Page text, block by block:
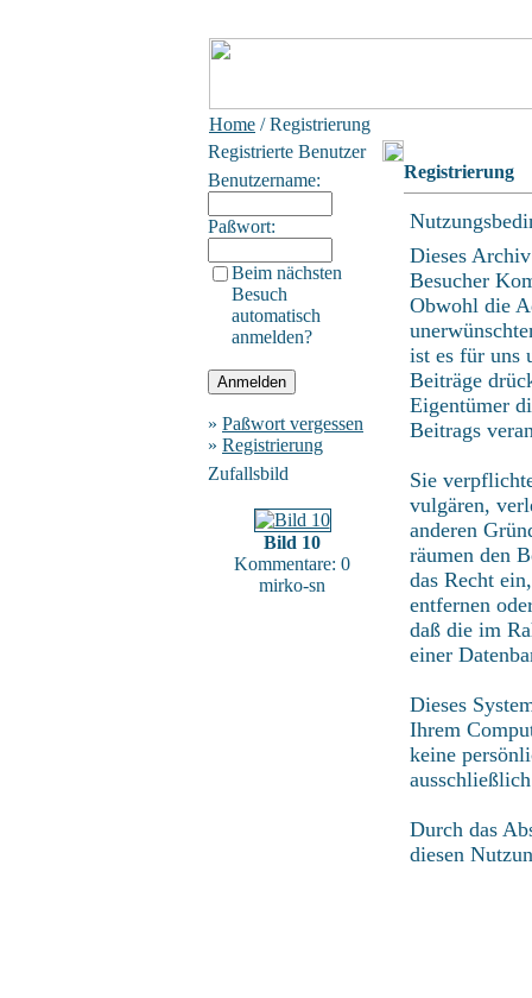
Home / Registrierung
Registrierte Benutzer
Benutzername:
Paßwort:
Beim nächsten
Besuch
automatisch
anmelden?
» Paßwort vergessen
» Registrierung
Zufallsbild
Bild 10
Kommentare: 0
mirko-sn
Registrierung
Dieses
Besucher
Obwohl die
ist es für uns
Beiträge
Eigentümer
Beitrags
Sie
vulgären,
anderen
räumen den
das Recht
entfernen
daß die im
einer
Dieses
Ihrem
keine
Durch das
diesen